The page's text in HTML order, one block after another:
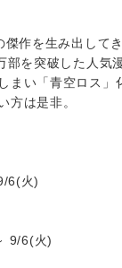
傑作を生み出して
部を突破した人気
まい「青空ロス
方は是非。
6(火)
9/6(火)